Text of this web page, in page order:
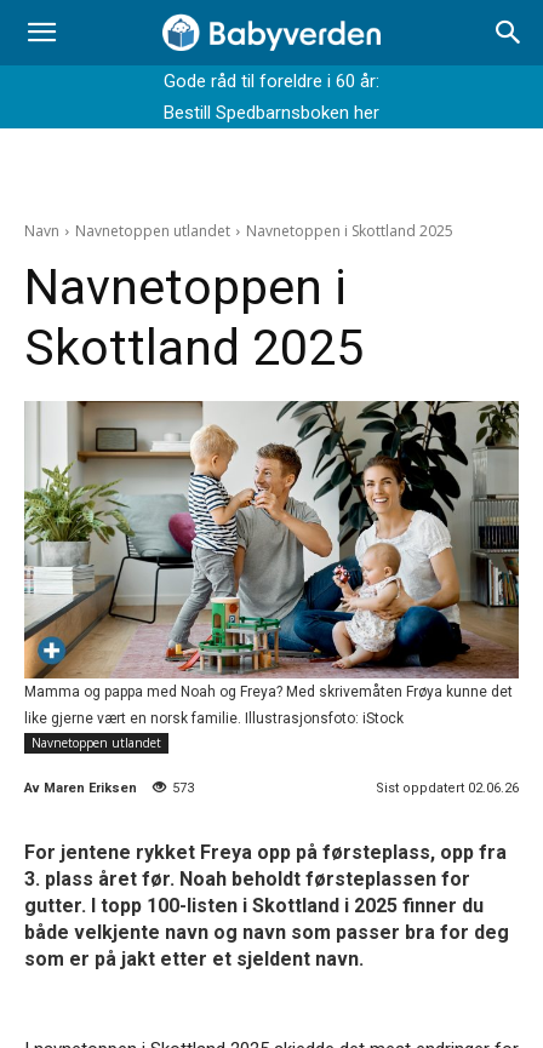
Gode råd til foreldre i 60 år:
Bestill Spedbarnsboken her
Navn Navnetoppen utlandet Navnetoppen i Skottland 2025
Navnetoppen i
Skottland 2025
Mamma og pappa med Noah og Freya? Med skrivemåten Frøya kunne det
like gjerne vært en norsk familie. Illustrasjonsfoto: iStock
Navnetoppen utlandet
Av Maren Eriksen 573 Sist oppdatert 02.06.26
For jentene rykket Freya opp på førsteplass, opp fra
3. plass året før. Noah beholdt førsteplassen for
gutter. I topp 100-listen i Skottland i 2025 finner du
både velkjente navn og navn som passer bra for deg
som er på jakt etter et sjeldent navn.